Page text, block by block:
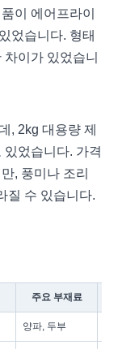
이 에어프라이
었습니다. 형태
이가 있었습니
, 2kg 대용량 제
었습니다. 가격
, 풍미나 조리
질 수 있습니다.
주요 부재료
양파, 두부